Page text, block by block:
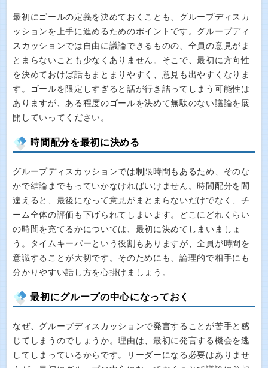
最初にゴールの定義を決めておくことも、グループディスカ
ッションを上手に進めるためのポイントです。グループディ
スカッションでは自由に議論できるものの、全員の意見がま
とまらないことも少なくありません。そこで、最初に方向性
を決めておけば話もまとまりやすく、意見も出やすくなりま
す。ゴールを限定しすぎると話が行き詰ってしまう可能性は
ありますが、ある程度のゴールを決めて無駄のない議論を展
開していってください。
時間配分を最初に決める
グループディスカッションでは制限時間もあるため、そのな
かで結論までもっていかなければいけません。時間配分を間
違えると、最後になって意見がまとまらないだけでなく、チ
ーム全体の評価も下げられてしまいます。どこにどれくらい
の時間を充てるかについては、最初に決めてしまいましょ
う。タイムキーパーという役割もありますが、全員が時間を
意識することが大切です。そのためにも、論理的で相手にも
分かりやすい話し方を心掛けましょう。
最初にグループの中心になっておく
なぜ、グループディスカッションで発言することが苦手と感
じてしまうのでしょうか。理由は、最初に発言する機会を逃
してしまっているからです。リーダーになる必要はありませ